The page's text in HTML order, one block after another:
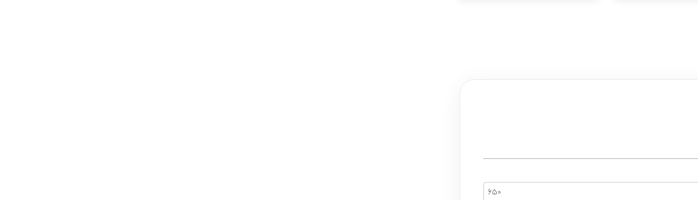
650